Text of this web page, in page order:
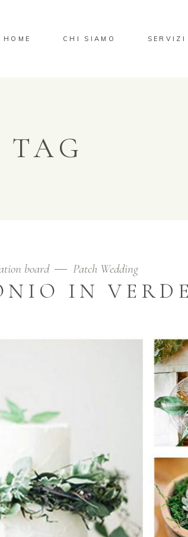
HOME CHI SIAMO SERVIZI
TAG
board Patch Wedding
IN VERDE